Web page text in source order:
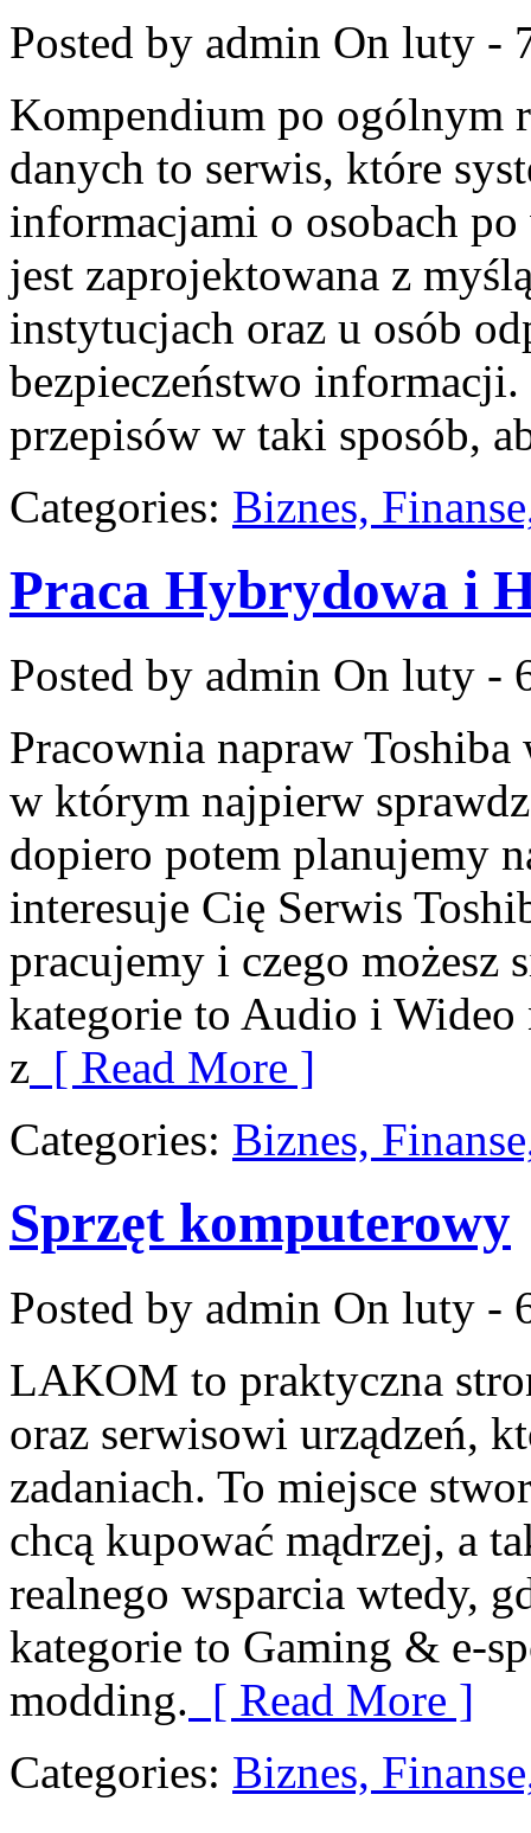
Posted by admin On luty -
Kompendium po ogólnym
danych to serwis, które
informacjami o osobach
jest zaprojektowana z
instytucjach oraz u osób
bezpieczeństwo
przepisów w taki sposób,
Categories: Biznes,
Praca Hybrydowa i
Posted by admin On luty -
Pracownia napraw
w którym najpierw
dopiero potem planujemy
interesuje Cię Serwis
pracujemy i czego możesz
kategorie to Audio i Wideo
z [ Read More ]
Categories: Biznes,
Sprzęt komputerowy
Posted by admin On luty -
LAKOM to praktyczna
oraz serwisowi urządzeń,
zadaniach. To miejsce
chcą kupować mądrzej, a
realnego wsparcia wtedy,
kategorie to Gaming & e-
modding. [ Read More ]
Categories: Biznes,